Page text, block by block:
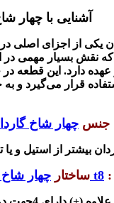
یکی از اجزای اصلی
نقش بسیار مهمی در
دارد. این قطعه
قرار می‌گیرد و
جنس چهار شاخ
ساختار چهار شاخ گاردان کی ام سی t8 :